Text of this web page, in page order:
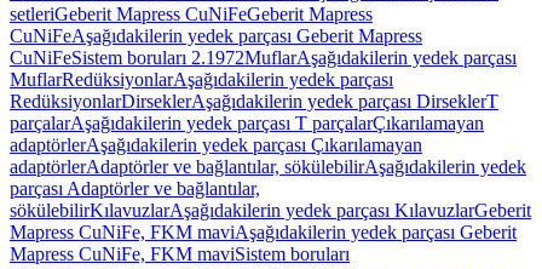
setleriGeberit Mapress CuNiFeGeberit Mapress
CuNiFeAşağıdakilerin yedek parçası Geberit Mapress
CuNiFeSistem boruları 2.1972MuflarAşağıdakilerin yedek parçası
MuflarRedüksiyonlarAşağıdakilerin yedek parçası
RedüksiyonlarDirseklerAşağıdakilerin yedek parçası DirseklerT
parçalarAşağıdakilerin yedek parçası T parçalarÇıkarılamayan
adaptörlerAşağıdakilerin yedek parçası Çıkarılamayan
adaptörlerAdaptörler ve bağlantılar, sökülebilirAşağıdakilerin yedek
parçası Adaptörler ve bağlantılar,
sökülebilirKılavuzlarAşağıdakilerin yedek parçası KılavuzlarGeberit
Mapress CuNiFe, FKM maviAşağıdakilerin yedek parçası Geberit
Mapress CuNiFe, FKM maviSistem boruları